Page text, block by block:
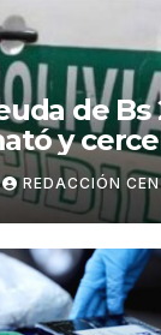
de Bs
y
zona
REDACCIÓN